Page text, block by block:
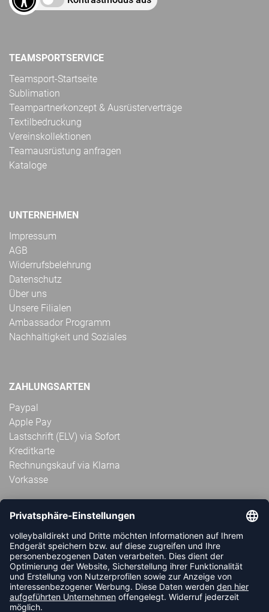
TEAMSPORTSERVICE
Teamsport-Startseite
Sublimation
Teampartnerkonzept & Ausrüsterverträge
Textilbedruckung
Vereinskollektionen
Teamausrüstung anfragen
Kataloge
UNTERNEHMEN
Impressum
AGB
Widerrufsbelehrung
Datenschutz
Über uns
Unsere Filialen
Ambassador Programm
Nachhaltigkeit und Soziales
ZAHLUNGSARTEN
Paypal
Apple Pay
Lastschrift (ELV) via Sofort
Kreditkarte
Rechnungskauf via Klarna
Vorkasse
ABONNIERE JETZT DEN KOSTENLOSEN
VOLLEYBALLDIREKT-NEWSLETTER UND VERPASSE KEINE
NEUIGKEIT ODER AKTION MEHR.
JETZT ANMELDEN